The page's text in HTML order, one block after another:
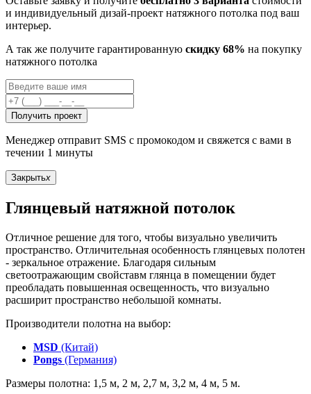
и индивидуельный дизай-проект натяжного потолка под ваш
интерьер.
А так же получите гарантированную скидку 68% на покупку
натяжного потолка
Получить проект
Менеджер отправит SMS с промокодом и свяжется с вами в
течении 1 минуты
Закрытьx
Глянцевый натяжной потолок
Отличное решение для того, чтобы визуально увеличить
пространство. Отличительная особенность глянцевых полотен
- зеркальное отражение. Благодаря сильным
светоотражающим свойставм глянца в помещении будет
преобладать повышенная освещенность, что визуально
расширит пространство небольшой комнаты.
Производители полотна на выбор:
MSD (Китай)
Pongs (Германия)
Размеры полотна: 1,5 м, 2 м, 2,7 м, 3,2 м, 4 м, 5 м.